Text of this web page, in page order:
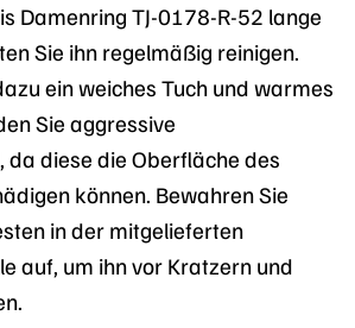
Damenring TJ-0178-R-52 lange
Sie ihn regelmäßig reinigen.
ein weiches Tuch und warmes
Sie aggressive
da diese die Oberfläche des
können. Bewahren Sie
in der mitgelieferten
auf, um ihn vor Kratzern und